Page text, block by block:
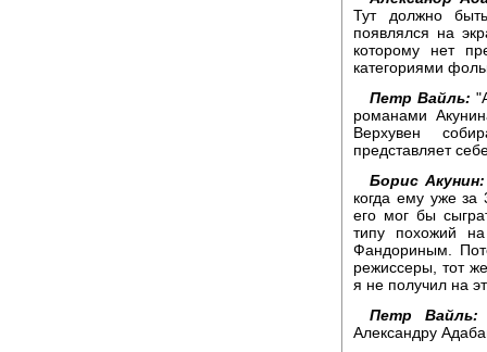
Тут должно
появлялся на
которому нет
категориями
Петр Вайль:
романами
Верхувен
представляет
Борис Акунин:
когда ему уже за
его мог бы
типу похожий
Фандориным.
режиссеры, тот
я не получил на
Петр Вайль:
Александру